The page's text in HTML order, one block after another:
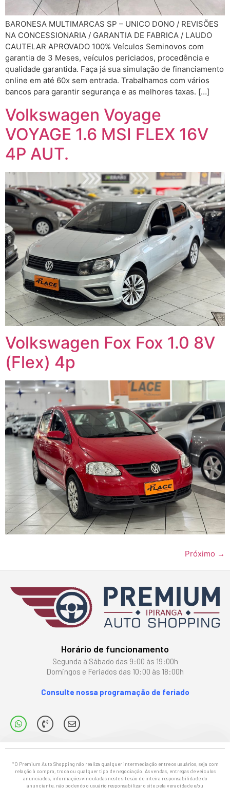
BARONESA MULTIMARCAS SP – UNICO DONO / REVISÕES
NA CONCESSIONARIA / GARANTIA DE FABRICA / LAUDO
CAUTELAR APROVADO 100% Veículos Seminovos com
garantia de 3 Meses, veículos periciados, procedência e
qualidade garantida. Faça já sua simulação de financiamento
online em até 60x sem entrada. Trabalhamos com vários
bancos para garantir segurança e as melhores taxas. […]
Volkswagen Voyage
VOYAGE 1.6 MSI FLEX 16V
4P AUT.
Volkswagen Fox Fox 1.0 8V
(Flex) 4p
Próximo →
Horário de funcionamento
Segunda à Sábado das 9:00 às 19:00h
Domingos e Feriados das 10:00 às 18:00h
Consulte nossa programação de feriado
*O Premium Auto Shopping não realiza qualquer intermediação entre os usuários, seja com
relação à compra, troca ou qualquer tipo de negociação. As vendas, entregas de veículos
anunciados, informações vinculadas neste site são de inteira responsabilidade do
anunciante, não podendo o usuário responsabilizar o site pela veracidade e/ou